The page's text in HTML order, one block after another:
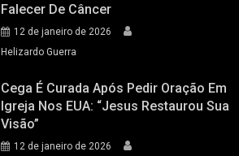
Falecer De Câncer
12 de janeiro de 2026
Helizardo Guerra
Cega É Curada Após Pedir Oração Em
Igreja Nos EUA: “Jesus Restaurou Sua
Visão”
12 de janeiro de 2026